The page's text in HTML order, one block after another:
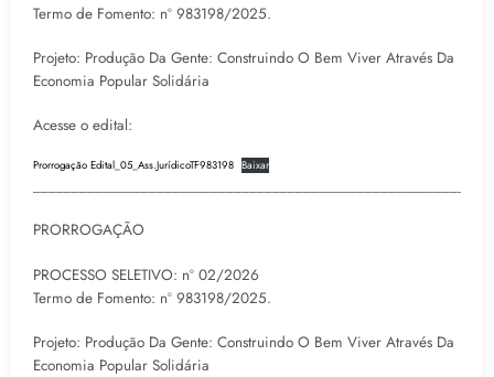
Termo de Fomento: nº 983198/2025.
Projeto: Produção Da Gente: Construindo O Bem Viver Através Da
Economia Popular Solidária
Acesse o edital:
Prorrogação Edital_05_Ass.JurídicoTF983198 Baixar
PRORROGAÇÃO
PROCESSO SELETIVO: nº 02/2026
Termo de Fomento: nº 983198/2025.
Projeto: Produção Da Gente: Construindo O Bem Viver Através Da
Economia Popular Solidária